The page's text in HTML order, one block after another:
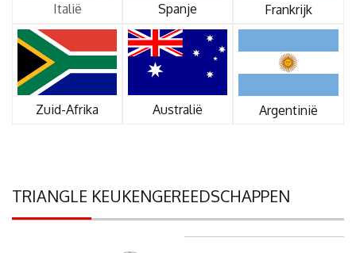
Italië Spanje Frankrijk
Zuid-Afrika Australië Argentinië
TRIANGLE KEUKENGEREEDSCHAPPEN